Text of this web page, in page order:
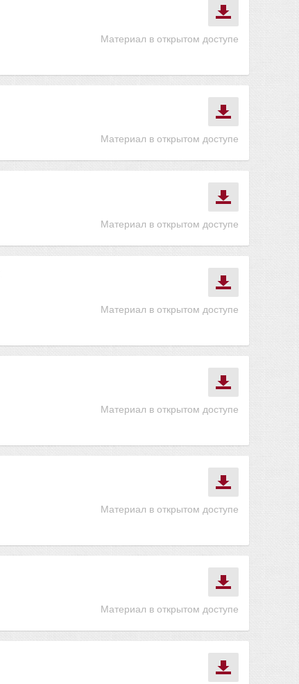
Материал в открытом доступе
Материал в открытом доступе
Материал в открытом доступе
Материал в открытом доступе
Материал в открытом доступе
Материал в открытом доступе
Материал в открытом доступе